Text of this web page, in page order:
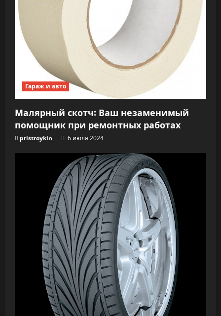
Гараж и авто
Малярный скотч: Ваш незаменимый
помощник при ремонтных работах
pristroykin_ 6 июля 2024